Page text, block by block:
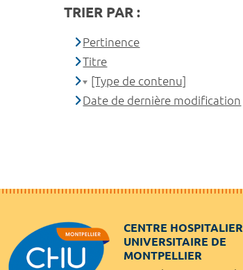
TRIER PAR :
Pertinence
Titre
[Type de contenu]
Date de dernière modification
CENTRE HOSPITALIER
UNIVERSITAIRE DE
MONTPELLIER